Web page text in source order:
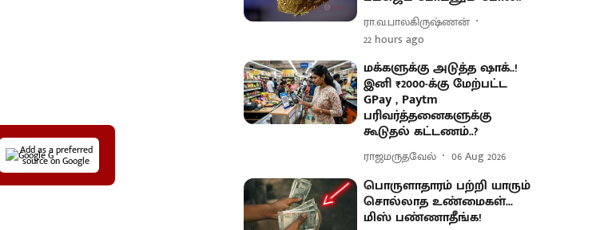
Add as a preferred
source on Google
ரா.வ.பாலகிருஷ்ணன்
22 hours ago
மக்களுக்கு அடுத்த ஷாக்..!
இனி ₹2000-க்கு மேற்பட்ட
GPay , Paytm
பரிவர்த்தனைகளுக்கு
கூடுதல் கட்டணம்..?
ராஜமருதவேல் 06 Aug 2026
பொருளாதாரம் பற்றி யாரும்
சொல்லாத உண்மைகள்...
மிஸ் பண்ணாதீங்க!